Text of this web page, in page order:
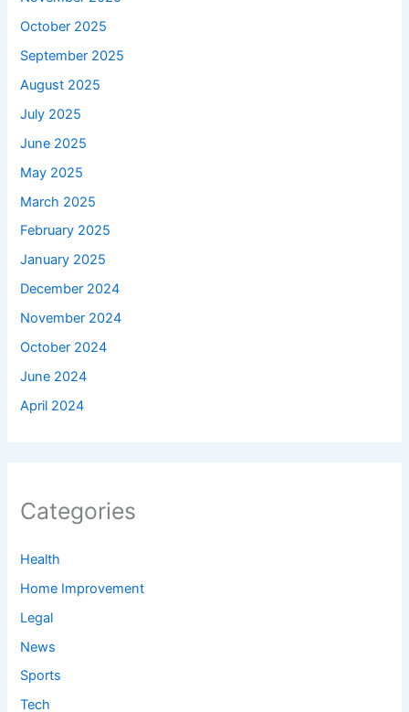
October 2025
September 2025
August 2025
July 2025
June 2025
May 2025
March 2025
February 2025
January 2025
December 2024
November 2024
October 2024
June 2024
April 2024
Categories
Health
Home Improvement
Legal
News
Sports
Tech